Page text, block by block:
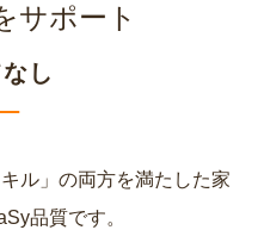
サポート
し
ル」の両方を満たした家
品質です。